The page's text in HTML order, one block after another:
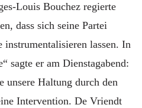
Louis Bouchez regierte
dass sich seine Partei
instrumentalisieren lassen. In
sagte er am Dienstagabend:
unsere Haltung durch den
Intervention. De Vriendt